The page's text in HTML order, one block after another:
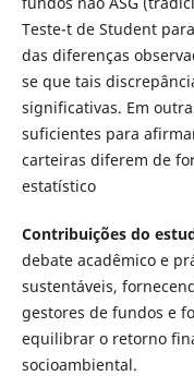
Teste-t de Student
das diferenças
se que tais
significativas. Em
suficientes para
carteiras diferem de
estatístico
Contribuições do
debate acadêmico e
sustentáveis,
gestores de fundos e
equilibrar o retorno
socioambiental.